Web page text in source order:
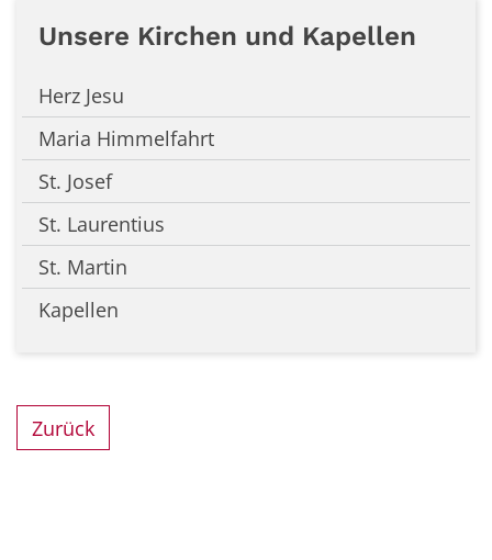
Unsere Kirchen und Kapellen
Herz Jesu
Maria Himmelfahrt
St. Josef
St. Laurentius
St. Martin
Kapellen
Zurück